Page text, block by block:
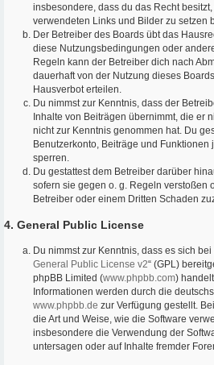
insbesondere, dass du das Recht
verwendeten Links und Bilder zu setzen
Der Betreiber des Boards übt das
diese Nutzungsbedingungen oder
Regeln kann der Betreiber dich nach
dauerhaft von der Nutzung dieses
Hausverbot erteilen.
Du nimmst zur Kenntnis, dass der
Inhalte von Beiträgen übernimmt, die er
nicht zur Kenntnis genommen hat. Du
Benutzerkonto, Beiträge und
sperren.
Du gestattest dem Betreiber darüber
sofern sie gegen o. g. Regeln verstoßen
Betreiber oder einem Dritten Schaden
4. General Public License
Du nimmst zur Kenntnis, dass es sich
General Public License v2“ (GPL)
phpBB Limited (www.phpbb.com)
Informationen werden durch die
www.phpbb.de zur Verfügung gestellt.
die Art und Weise, wie die Software
insbesondere die Verwendung der
untersagen oder auf Inhalte fremder